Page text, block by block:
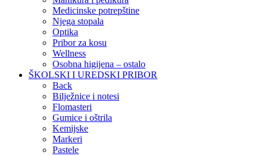
Medicinske potrepštine
Njega stopala
Optika
Pribor za kosu
Wellness
Osobna higijena – ostalo
ŠKOLSKI I UREDSKI PRIBOR
Back
Bilježnice i notesi
Flomasteri
Gumice i oštrila
Kemijske
Markeri
Pastele